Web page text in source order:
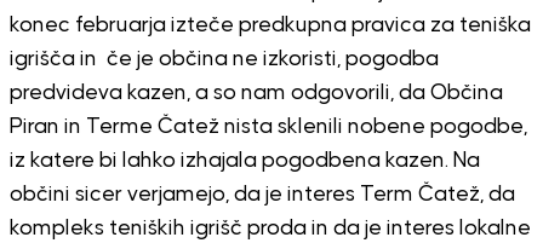
konec februarja izteče predkupna pravica za teniška
igrišča in če je občina ne izkoristi, pogodba
predvideva kazen, a so nam odgovorili, da Občina
Piran in Terme Čatež nista sklenili nobene pogodbe,
iz katere bi lahko izhajala pogodbena kazen. Na
občini sicer verjamejo, da je interes Term Čatež, da
kompleks teniških igrišč proda in da je interes lokalne